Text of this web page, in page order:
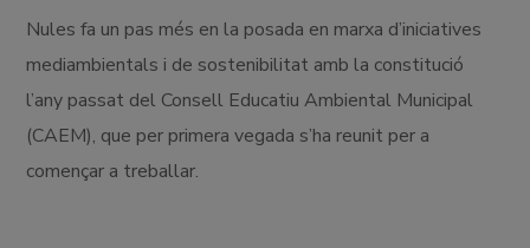
Nules fa un pas més en la posada en marxa d’iniciatives
mediambientals i de sostenibilitat amb la constitució
l’any passat del Consell Educatiu Ambiental Municipal
(CAEM), que per primera vegada s’ha reunit per a
començar a treballar.